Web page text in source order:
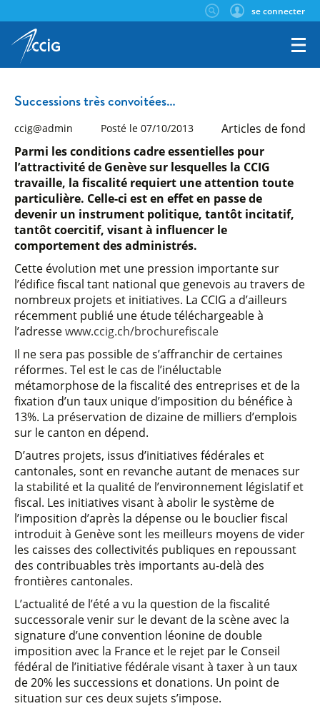
se connecter
Successions très convoitées…
ccig@admin Posté le 07/10/2013 Articles de fond
Parmi les conditions cadre essentielles pour
l’attractivité de Genève sur lesquelles la CCIG
travaille, la fiscalité requiert une attention toute
particulière. Celle-ci est en effet en passe de
devenir un instrument politique, tantôt incitatif,
tantôt coercitif, visant à influencer le
comportement des administrés.
Cette évolution met une pression importante sur
l’édifice fiscal tant national que genevois au travers de
nombreux projets et initiatives. La CCIG a d’ailleurs
récemment publié une étude téléchargeable à
l’adressewww.ccig.ch/brochurefiscale
Il ne sera pas possible de s’affranchir de certaines
réformes. Tel est le cas de l’inéluctable
métamorphose de la fiscalité des entreprises et de la
fixation d’un taux unique d’imposition du bénéfice à
13%. La préservation de dizaine de milliers d’emplois
sur le canton en dépend.
D’autres projets, issus d’initiatives fédérales et
cantonales, sont en revanche autant de menaces sur
la stabilité et la qualité de l’environnement législatif et
fiscal. Les initiatives visant à abolir le système de
l’imposition d’après la dépense ou le bouclier fiscal
introduit à Genève sont les meilleurs moyens de vider
les caisses des collectivités publiques en repoussant
des contribuables très importants au-delà des
frontières cantonales.
L’actualité de l’été a vu la question de la fiscalité
successorale venir sur le devant de la scène avec la
signature d’une convention léonine de double
imposition avec la France et le rejet par le Conseil
fédéral de l’initiative fédérale visant à taxer à un taux
de 20% les successions et donations. Un point de
situation sur ces deux sujets s’impose.